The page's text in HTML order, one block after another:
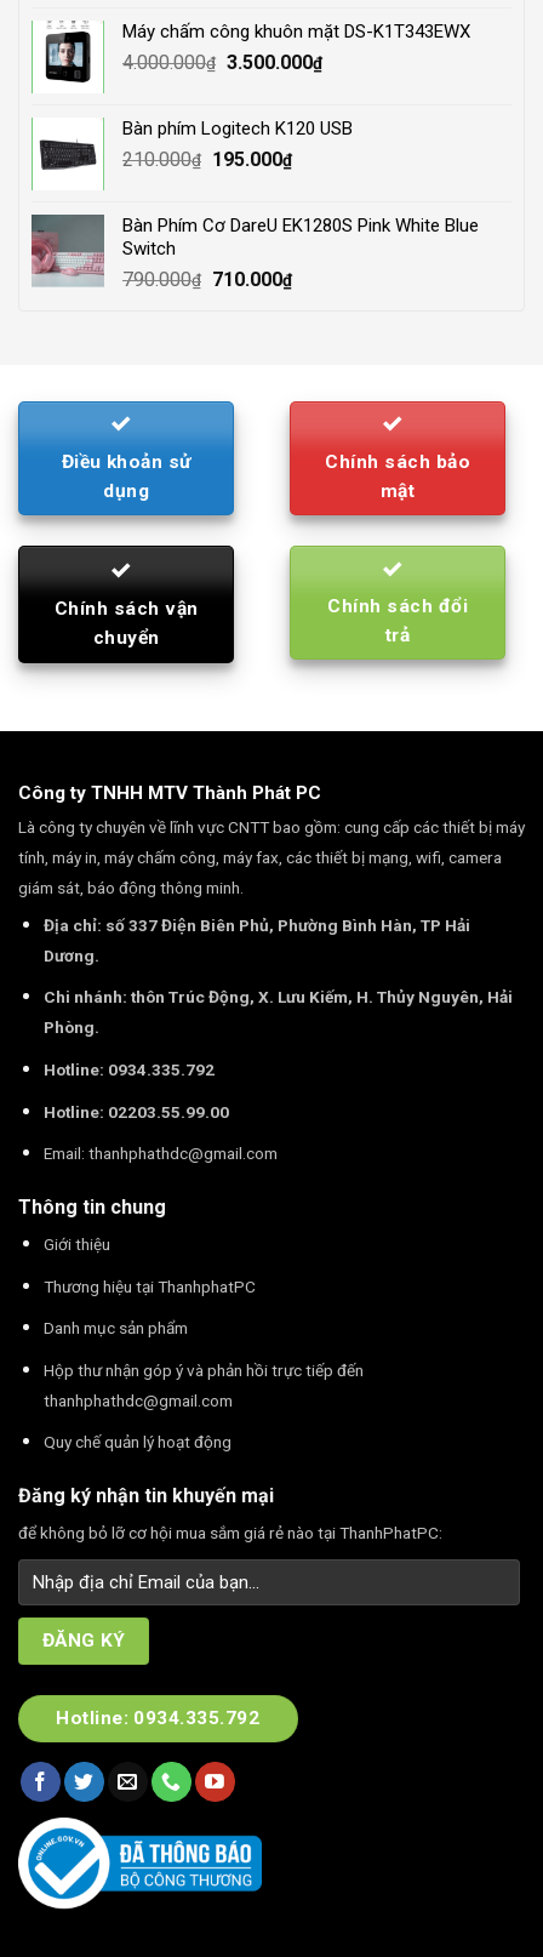
3.500.000₫.2.800.000₫.
Máy chấm công khuôn mặt DS-K1T343EWX
4.000.000₫ Original
4.000.000₫.
3.500.000₫Current
3.500.000₫.
Bàn phím Logitech K120 USB
210.000₫
Original
210.000₫.
195.000₫Current
195.000₫.
Bàn Phím Cơ DareU EK1280S Pink White Blue
Switch
790.000₫
Original
710.000₫Current
Điều khoản sử
dụng
Chính sách bảo
mật
Chính sách vận
chuyển
Chính sách đổi
trả
Công ty TNHH MTV Thành Phát PC
Là công ty chuyên về lĩnh vực CNTT bao gồm: cung cấp các thiết bị máy
tính, máy in, máy chấm công, máy fax, các thiết bị mạng, wifi, camera
giám sát, báo động thông minh.
Địa chỉ: số 337 Điện Biên Phủ, Phường Bình Hàn, TP Hải
Dương.
Chi nhánh: thôn Trúc Động, X. Lưu Kiếm, H. Thủy Nguyên, Hải
Phòng.
Hotline: 0934.335.792
Hotline: 02203.55.99.00
Email: thanhphathdc@gmail.com
Thông tin chung
Giới thiệu
Thương hiệu tại ThanhphatPC
Danh mục sản phẩm
Hộp thư nhận góp ý và phản hồi trực tiếp đến
thanhphathdc@gmail.com
Quy chế quản lý hoạt động
Đăng ký nhận tin khuyến mại
để không bỏ lỡ cơ hội mua sắm giá rẻ nào tại ThanhPhatPC:
Hotline: 0934.335.792